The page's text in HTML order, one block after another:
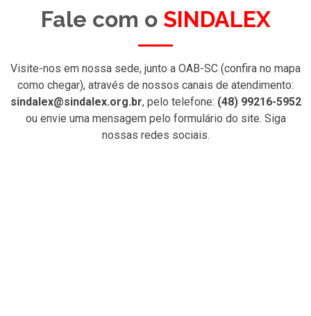
Fale com o SINDALEX
Visite-nos em nossa sede, junto a OAB-SC (confira no mapa
como chegar), através de nossos canais de atendimento:
sindalex@sindalex.org.br, pelo telefone: (48) 99216-5952
ou envie uma mensagem pelo formulário do site. Siga
nossas redes sociais.